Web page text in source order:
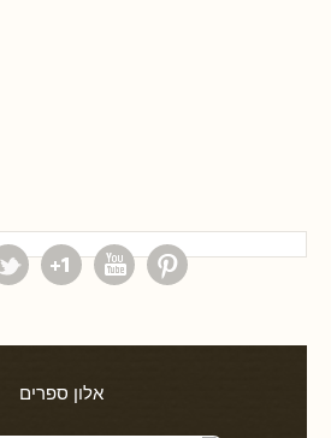
אלון ספרים